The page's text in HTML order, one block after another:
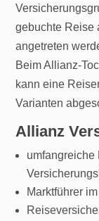
gebuchte Reise
angetreten
Beim Allianz-
kann eine
Varianten
Allianz
umfangreiche
Marktführer